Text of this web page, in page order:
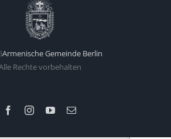
Armenische Gemeinde Berlin
Rechte vorbehalten
FacebookInstagramYouTube
E-